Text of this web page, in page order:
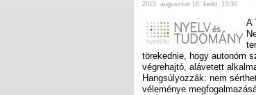
2015. augusztus 18. kedd, 13:30
A
törekednie, hogy autonóm
végrehajtó, alávetett
Hangsúlyozzák: nem
véleménye